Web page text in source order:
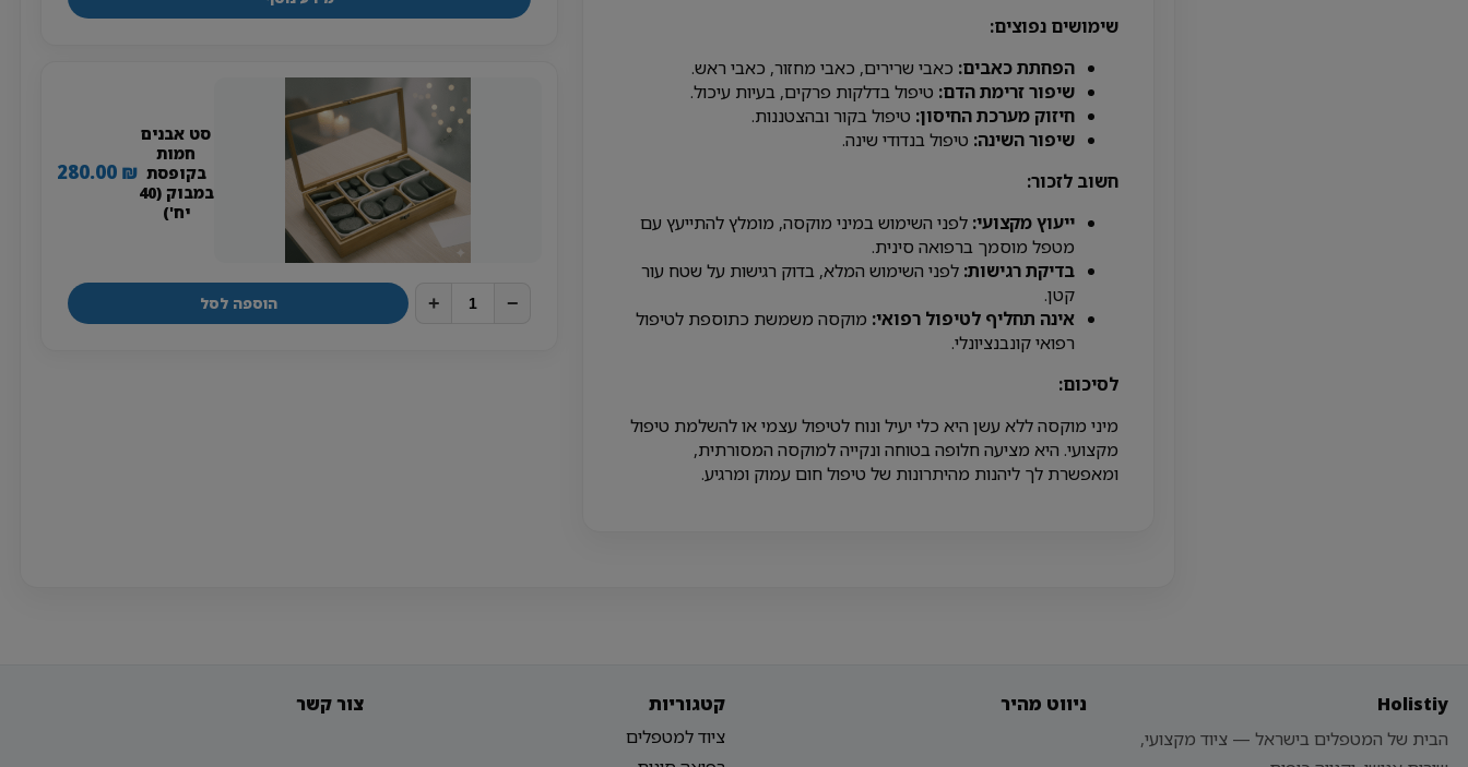
שימושים נפוצים:
הפחתת כאבים: כאבי שרירים, כאבי מחזור, כאבי ראש.
שיפור זרימת הדם: טיפול בדלקות פרקים, בעיות עיכול.
חיזוק מערכת החיסון: טיפול בקור ובהצטננות.
שיפור השינה: טיפול בנדודי שינה.
חשוב לזכור:
ייעוץ מקצועי: לפני השימוש במיני מוקסה, מומלץ להתייעץ עם
מטפל מוסמך ברפואה סינית.
בדיקת רגישות: לפני השימוש המלא, בדוק רגישות על שטח עור
קטן.
אינה תחליף לטיפול רפואי: מוקסה משמשת כתוספת לטיפול
רפואי קונבנציונלי.
לסיכום:
מיני מוקסה ללא עשן היא כלי יעיל ונוח לטיפול עצמי או להשלמת טיפול
מקצועי. היא מציעה חלופה בטוחה ונקייה למוקסה המסורתית,
ומאפשרת לך ליהנות מהיתרונות של טיפול חום עמוק ומרגיע.
סט אבנים
חמות
בקופסת
במבוק (40
יח')
280.00 ₪
−
+ הוספה לסל
Holistiy
הבית של המטפלים בישראל — ציוד מקצועי,
ניווט מהיר
קטגוריות
ציוד למטפלים
צור קשר